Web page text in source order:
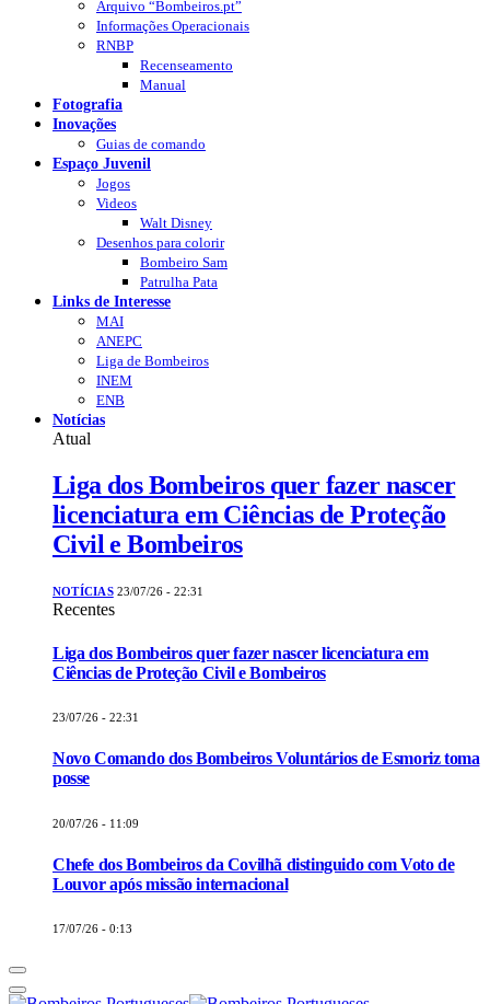
Arquivo “Bombeiros.pt”
Informações Operacionais
RNBP
Recenseamento
Manual
Fotografia
Inovações
Guias de comando
Espaço Juvenil
Jogos
Videos
Walt Disney
Desenhos para colorir
Bombeiro Sam
Patrulha Pata
Links de Interesse
MAI
ANEPC
Liga de Bombeiros
INEM
ENB
Notícias
Atual
Liga dos Bombeiros quer fazer nascer
licenciatura em Ciências de Proteção
Civil e Bombeiros
NOTÍCIAS 23/07/26 - 22:31
Recentes
Liga dos Bombeiros quer fazer nascer licenciatura em
Ciências de Proteção Civil e Bombeiros
23/07/26 - 22:31
Novo Comando dos Bombeiros Voluntários de Esmoriz toma
posse
20/07/26 - 11:09
Chefe dos Bombeiros da Covilhã distinguido com Voto de
Louvor após missão internacional
17/07/26 - 0:13